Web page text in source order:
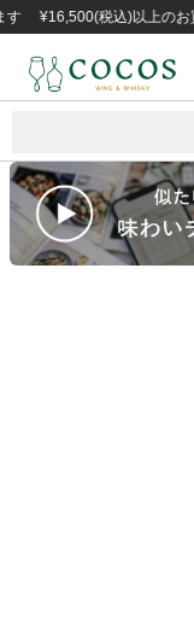
税込)以上のお買い